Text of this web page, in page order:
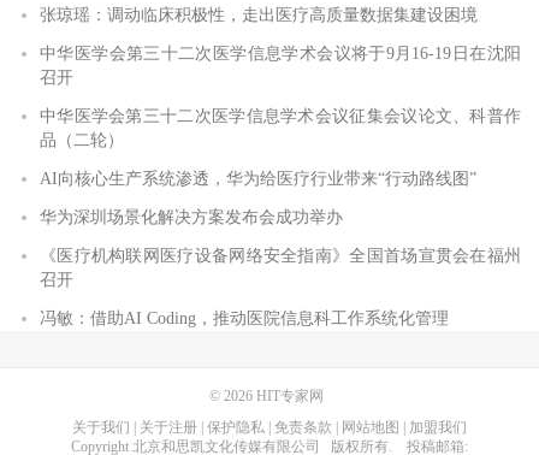
张琼瑶：调动临床积极性，走出医疗高质量数据集建设困境
中华医学会第三十二次医学信息学术会议将于9月16-19日在沈阳
召开
中华医学会第三十二次医学信息学术会议征集会议论文、科普作
品（二轮）
AI向核心生产系统渗透，华为给医疗行业带来“行动路线图”
华为深圳场景化解决方案发布会成功举办
《医疗机构联网医疗设备网络安全指南》全国首场宣贯会在福州
召开
冯敏：借助AI Coding，推动医院信息科工作系统化管理
© 2026 HIT专家网
关于我们
关于注册 保护隐私 免责条款 网站地图
加盟我们
Copyright 北京和思凯文化传媒有限公司 版权所有. 投稿邮箱: